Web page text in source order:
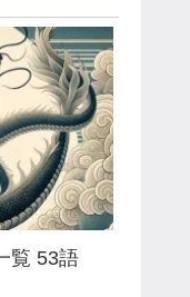
覧 53語